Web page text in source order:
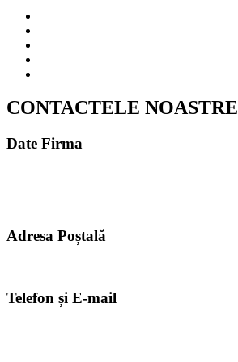
CONTACTELE NOASTRE
Date Firma
Adresa Poștală
Telefon și E-mail